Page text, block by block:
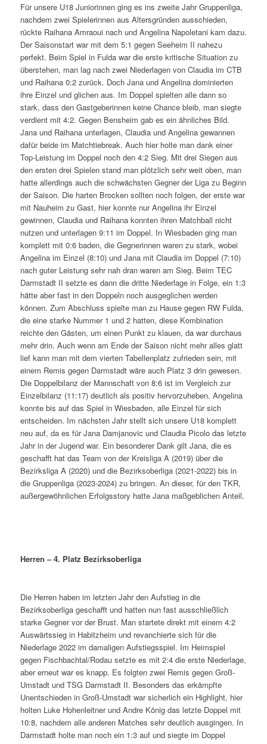
Für unsere U18 Juniorinnen ging es ins zweite Jahr Gruppenliga,
nachdem zwei Spielerinnen aus Altersgründen ausschieden,
rückte Raihana Amraoui nach und Angelina Napoletani kam dazu.
Der Saisonstart war mit dem 5:1 gegen Seeheim II nahezu
perfekt. Beim Spiel in Fulda war die erste kritische Situation zu
überstehen, man lag nach zwei Niederlagen von Claudia im CTB
und Raihana 0:2 zurück. Doch Jana und Angelina dominierten
ihre Einzel und glichen aus. Im Doppel spielten alle dann so
stark, dass den Gastgeberinnen keine Chance bleib, man siegte
verdient mit 4:2. Gegen Bensheim gab es ein ähnliches Bild.
Jana und Raihana unterlagen, Claudia und Angelina gewannen
dafür beide im Matchtiebreak. Auch hier holte man dank einer
Top-Leistung im Doppel noch den 4:2 Sieg. Mit drei Siegen aus
den ersten drei Spielen stand man plötzlich sehr weit oben, man
hatte allerdings auch die schwächsten Gegner der Liga zu Beginn
der Saison. Die harten Brocken sollten noch folgen, der erste war
mit Nauheim zu Gast, hier konnte nur Angelina ihr Einzel
gewinnen, Claudia und Raihana konnten ihren Matchball nicht
nutzen und unterlagen 9:11 im Doppel. In Wiesbaden ging man
komplett mit 0:6 baden, die Gegnerinnen waren zu stark, wobei
Angelina im Einzel (8:10) und Jana mit Claudia im Doppel (7:10)
nach guter Leistung sehr nah dran waren am Sieg. Beim TEC
Darmstadt II setzte es dann die dritte Niederlage in Folge, ein 1:3
hätte aber fast in den Doppeln noch ausgeglichen werden
können. Zum Abschluss spielte man zu Hause gegen RW Fulda,
die eine starke Nummer 1 und 2 hatten, diese Kombination
reichte den Gästen, um einen Punkt zu klauen, da war durchaus
mehr drin. Auch wenn am Ende der Saison nicht mehr alles glatt
lief kann man mit dem vierten Tabellenplatz zufrieden sein, mit
einem Remis gegen Darmstadt wäre auch Platz 3 drin gewesen.
Die Doppelbilanz der Mannschaft von 8:6 ist im Vergleich zur
Einzelbilanz (11:17) deutlich als positiv hervorzuheben. Angelina
konnte bis auf das Spiel in Wiesbaden, alle Einzel für sich
entscheiden. Im nächsten Jahr stellt sich unsere U18 komplett
neu auf, da es für Jana Damjanovic und Claudia Picolo das letzte
Jahr in der Jugend war. Ein besonderer Dank gilt Jana, die es
geschafft hat das Team von der Kreisliga A (2019) über die
Bezirksliga A (2020) und die Bezirksoberliga (2021-2022) bis in
die Gruppenliga (2023-2024) zu bringen. An dieser, für den TKR,
außergewöhnlichen Erfolgsstory hatte Jana maßgeblichen Anteil.
Herren – 4. Platz Bezirksoberliga
Die Herren haben im letzten Jahr den Aufstieg in die
Bezirksoberliga geschafft und hatten nun fast ausschließlich
starke Gegner vor der Brust. Man startete direkt mit einem 4:2
Auswärtssieg in Habitzheim und revanchierte sich für die
Niederlage 2022 im damaligen Aufstiegsspiel. Im Heimspiel
gegen Fischbachtal/Rodau setzte es mit 2:4 die erste Niederlage,
aber erneut war es knapp. Es folgten zwei Remis gegen Groß-
Umstadt und TSG Darmstadt II. Besonders das erkämpfte
Unentschieden in Groß-Umstadt war sicherlich ein Highlight, hier
holten Luke Hohenleitner und Andre König das letzte Doppel mit
10:8, nachdem alle anderen Matches sehr deutlich ausgingen. In
Darmstadt holte man noch ein 1:3 auf und siegte im Doppel